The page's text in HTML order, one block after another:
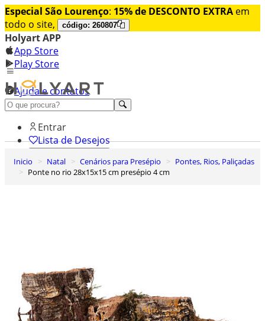
Especial São Lourenço: 15% de DESCONTO EXTRA em
todo o site,
código: 260807
Holyart APP
App Store
Play Store
Ajuda e contatos
Conheça premium
Entrar
Lista de Desejos
Carrinho de Compras
Inicio Natal Cenários para Presépio
Pontes, Rios, Paliçadas
Ponte no rio 28x15x15 cm presépio 4 cm